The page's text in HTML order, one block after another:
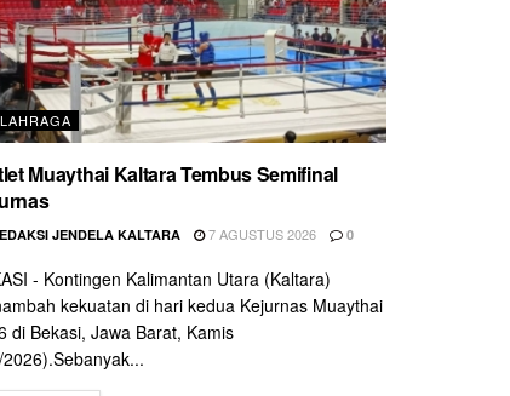
Muaythai Kaltara Tembus Semifinal
JENDELA KALTARA 7 AGUSTUS 2026 0
- Kontingen Kalimantan Utara (Kaltara)
kekuatan di hari kedua Kejurnas Muaythai
di Bekasi, Jawa Barat, Kamis